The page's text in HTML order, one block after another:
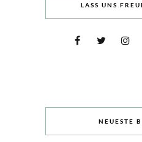
LASS UNS
NEUESTE